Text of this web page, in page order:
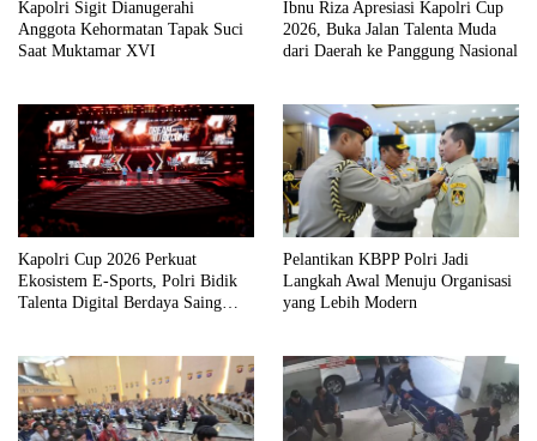
Kapolri Sigit Dianugerahi
Anggota Kehormatan Tapak Suci
Saat Muktamar XVI
Ibnu Riza Apresiasi Kapolri Cup
2026, Buka Jalan Talenta Muda
dari Daerah ke Panggung Nasional
Kapolri Cup 2026 Perkuat
Ekosistem E-Sports, Polri Bidik
Talenta Digital Berdaya Saing
Pelantikan KBPP Polri Jadi
Langkah Awal Menuju Organisasi
yang Lebih Modern